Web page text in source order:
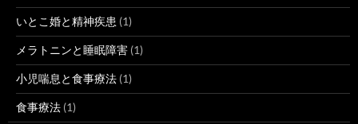
いとこ婚と精神疾患 (1)
メラトニンと睡眠障害 (1)
小児喘息と食事療法 (1)
食事療法 (1)